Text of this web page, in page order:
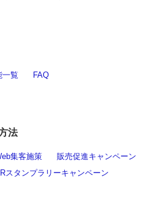
支援サービスにデジタルギフトを提供
WEBINAR WEEK 登壇に関するご案
得から受注まで～デジタルギフトと
MAの活用～【無料ウェビナー】
【SAKIYOMI×デジマース共催】キャ
一覧 FAQ
法
集客施策
販売促進キャンペーン
スタンプラリーキャンペーン